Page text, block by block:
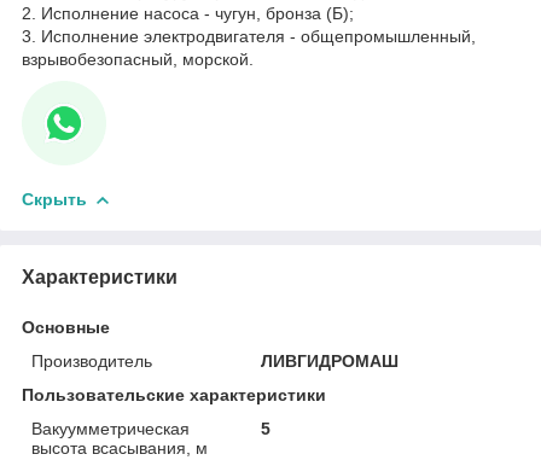
2. Исполнение насоса - чугун, бронза (Б);
3. Исполнение электродвигателя - общепромышленный,
взрывобезопасный, морской.
Скрыть
Характеристики
Основные
Производитель
ЛИВГИДРОМАШ
Пользовательские характеристики
Вакуумметрическая
высота всасывания, м
5